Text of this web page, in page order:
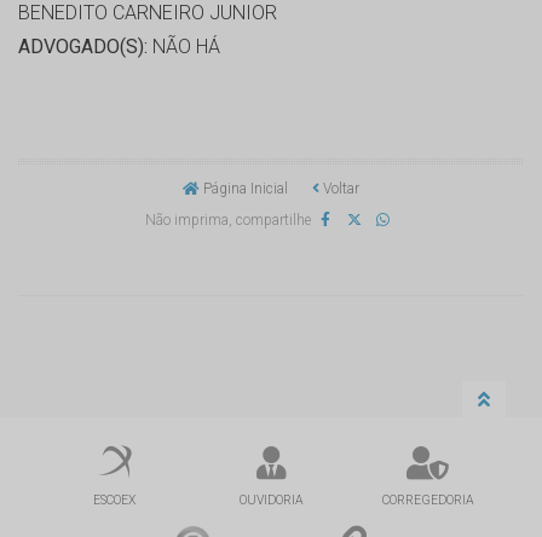
BENEDITO CARNEIRO JUNIOR
ADVOGADO(S): NÃO HÁ
Página Inicial
Voltar
Não imprima, compartilhe
ESCOEX OUVIDORIA CORREGEDORIA